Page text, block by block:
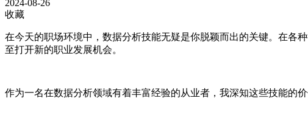
2024-08-26
收藏
在今天的职场环境中，数据分析技能无疑是你脱颖而出的关键。在各
至打开新的职业发展机会。
作为一名在数据分析领域有着丰富经验的从业者，我深知这些技能的